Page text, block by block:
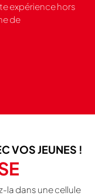
expérience hors
de
VOS JEUNES !
la dans une cellule